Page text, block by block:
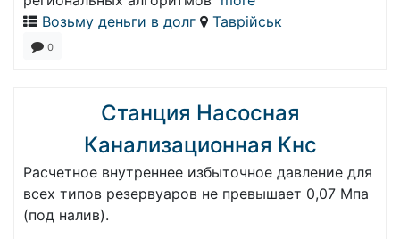
Возьму деньги в долг
Таврійськ
0
Станция Насосная
Канализационная Кнс
Расчетное внутреннее избыточное давление для
всех типов резервуаров не превышает 0,07 Мпа
(под налив).